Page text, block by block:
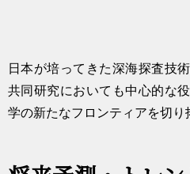
日本が培ってきた深海探査技
共同研究においても中心的な
学の新たなフロンティアを切り